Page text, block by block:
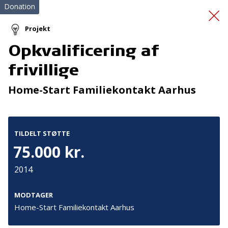
Bedre kontakt til egen
krop
Donation
Projekt
Opkvalificering af
frivillige
Home-Start Familiekontakt Aarhus
TILDELT STØTTE
75.000 kr.
2014
MODTAGER
Home-Start Familiekontakt Aarhus
Tilmeld nyhedsbrev
De seneste nyheder om TrygFondens og TryghedsGruppens
aktiviteter direkte i din indbakke.